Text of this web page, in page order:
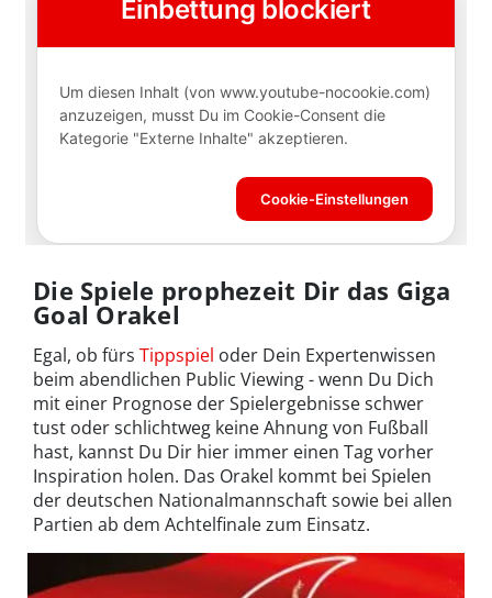
Die Spiele prophezeit Dir das Giga
Goal Orakel
Egal, ob fürs Tippspiel oder Dein Expertenwissen
beim abendlichen Public Viewing - wenn Du Dich
mit einer Prognose der Spielergebnisse schwer
tust oder schlichtweg keine Ahnung von Fußball
hast, kannst Du Dir hier immer einen Tag vorher
Inspiration holen. Das Orakel kommt bei Spielen
der deutschen Nationalmannschaft sowie bei allen
Partien ab dem Achtelfinale zum Einsatz.